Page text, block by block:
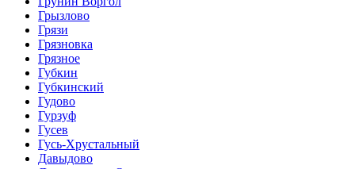
Грызлово
Грязи
Грязновка
Грязное
Губкин
Губкинский
Гудово
Гурзуф
Гусев
Гусь-Хрустальный
Давыдово